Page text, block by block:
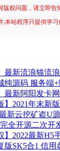
版权问题，请立即
,本站程序只提供学
最新流浪猫流
纯源码 服务端
最新阿阳发卡
】2021年末新
新云挖矿盗U
全开源二次开
】2022最新
版SK5合1 信用